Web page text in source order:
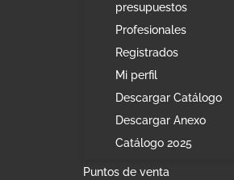
presupuestos
Profesionales
Registrados
Mi perfil
Descargar Catálogo
Descargar Anexo
Catálogo 2025
Puntos de venta